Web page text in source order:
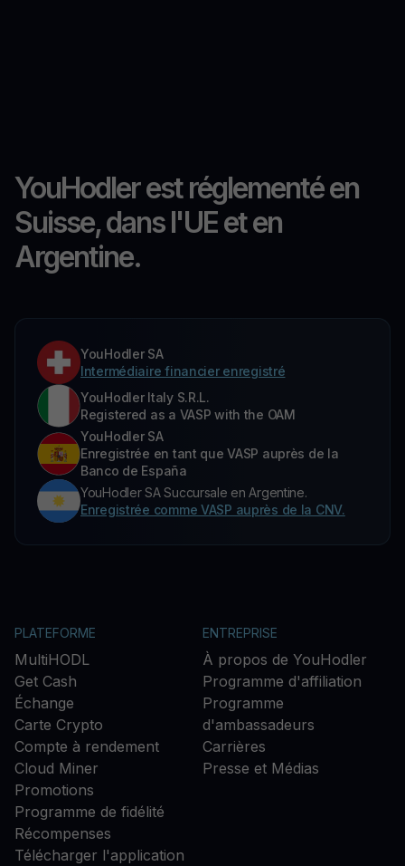
YouHodler est réglementé en
Suisse, dans l'UE et en
Argentine.
YouHodler SA
Intermédiaire financier enregistré
YouHodler Italy S.R.L.
Registered as a VASP with the OAM
YouHodler SA
Enregistrée en tant que VASP auprès de la
Banco de España
YouHodler SA Succursale en Argentine.
Enregistrée comme VASP auprès de la CNV.
PLATEFORME
MultiHODL
Get Cash
Échange
Carte Crypto
Compte à rendement
Cloud Miner
Promotions
Programme de fidélité
Récompenses
Télécharger l'application
ENTREPRISE
À propos de YouHodler
Programme d'affiliation
Programme
d'ambassadeurs
Carrières
Presse et Médias